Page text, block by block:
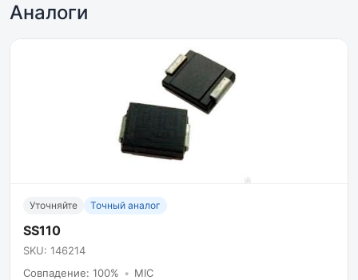
Аналоги
Уточняйте Точный аналог
SS110
SKU: 146214
Совпадение: 100% • MIC